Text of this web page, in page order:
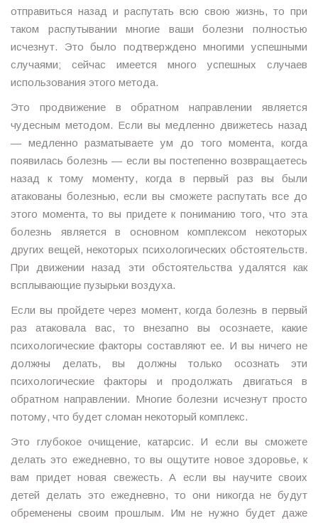
отправиться назад и распутать всю свою жизнь, то при
таком распутывании многие ваши болезни полностью
исчезнут. Это было подтверждено многими успешными
случаями; сейчас имеется много успешных случаев
использования этого метода.
Это продвижение в обратном направлении является
чудесным методом. Если вы медленно движетесь назад
— медленно разматываете ум до того момента, когда
появилась болезнь — если вы постепенно возвращаетесь
назад к тому моменту, когда в первый раз вы были
атакованы болезнью, если вы сможете распутать все до
этого момента, то вы придете к пониманию того, что эта
болезнь является в основном комплексом некоторых
других вещей, некоторых психологических обстоятельств.
При движении назад эти обстоятельства удалятся как
всплывающие пузырьки воздуха.
Если вы пройдете через момент, когда болезнь в первый
раз атаковала вас, то внезапно вы осознаете, какие
психологические факторы составляют ее. И вы ничего не
должны делать, вы должны только осознать эти
психологические факторы и продолжать двигаться в
обратном направлении. Многие болезни исчезнут просто
потому, что будет сломан некоторый комплекс.
Это глубокое очищение, катарсис. И если вы сможете
делать это ежедневно, то вы ощутите новое здоровье, к
вам придет новая свежесть. А если вы научите своих
детей делать это ежедневно, то они никогда не будут
обременены своим прошлым. Им не нужно будет даже